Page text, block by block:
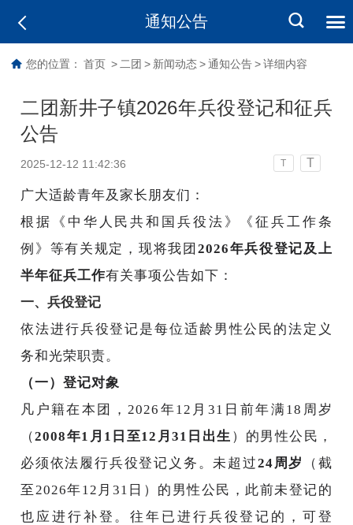
通知公告
您的位置： 首页 > 二团 > 新闻动态 > 通知公告 > 详细内容
二团新井子镇2026年兵役登记和征兵
公告
2025-12-12 11:42:36 T T
广大适龄青年及家长朋友们：
根据《中华人民共和国兵役法》《征兵工作条
例》等有关规定，现将我团 2026年兵役登记及上
半年征兵工作有关事项公告如下：
一、兵役登记
依法进行兵役登记是每位适龄男性公民的法定义
务和光荣职责。
（一）登记对象
凡户籍在本团，2026年12月31日前年满18周岁
（2008年1月1日至12月31日出生 ）的男性公民，
必须依法履行兵役登记义务。未超过24周岁
（截
至2026年12月31日）的男性公民，此前未登记的
也应进行补登。往年已进行兵役登记的，可登